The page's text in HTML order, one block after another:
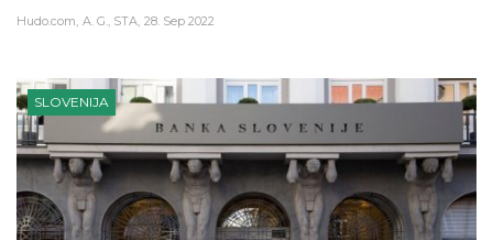
Hudo.com A. G., STA 28. Sep 2022
SLOVENIJA